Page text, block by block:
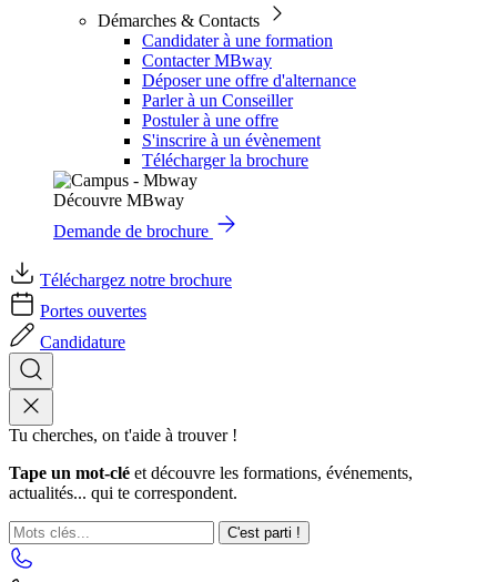
Démarches & Contacts
Candidater à une formation
Contacter MBway
Déposer une offre d'alternance
Parler à un Conseiller
Postuler à une offre
S'inscrire à un évènement
Télécharger la brochure
Découvre MBway
Demande de brochure
Téléchargez notre brochure
Portes ouvertes
Candidature
Tu cherches, on t'aide à trouver !
Tape un mot-clé et découvre les formations, événements,
actualités... qui te correspondent.
C'est parti !